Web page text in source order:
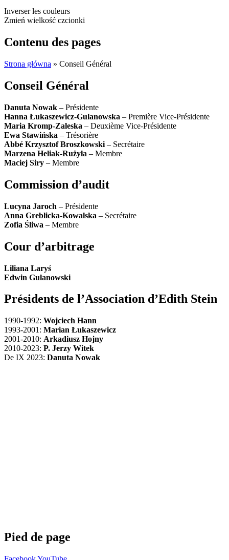
Inverser les couleurs
Zmień wielkość czcionki
Contenu des pages
Strona główna » Conseil Général
Conseil Général
Danuta Nowak – Présidente
Hanna Łukaszewicz-Gulanowska – Première Vice-Présidente
Maria Kromp-Zaleska – Deuxième Vice-Présidente
Ewa Stawińska – Trésorière
Abbé Krzysztof Broszkowski – Secrétaire
Marzena Heliak-Rużyła – Membre
Maciej Siry – Membre
Commission d’audit
Lucyna Jaroch – Présidente
Anna Greblicka-Kowalska – Secrétaire
Zofia Śliwa – Membre
Cour d’arbitrage
Liliana Laryś
Edwin Gulanowski
Présidents de l’Association d’Edith Stein
1990-1992: Wojciech Hann
1993-2001: Marian Łukaszewicz
2001-2010: Arkadiusz Hojny
2010-2023: P. Jerzy Witek
De IX 2023: Danuta Nowak
Pied de page